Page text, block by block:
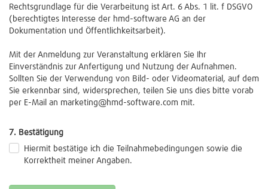
Rechtsgrundlage für die Verarbeitung ist Art. 6 Abs. 1 lit. f DSGVO
(berechtigtes Interesse der hmd-software AG an der
Dokumentation und Öffentlichkeitsarbeit).
Mit der Anmeldung zur Veranstaltung erklären Sie Ihr
Einverständnis zur Anfertigung und Nutzung der Aufnahmen.
Sollten Sie der Verwendung von Bild- oder Videomaterial, auf dem
Sie erkennbar sind, widersprechen, teilen Sie uns dies bitte vorab
per E-Mail an marketing@hmd-software.com mit.
7. Bestätigung
Hiermit bestätige ich die Teilnahmebedingungen sowie die
Korrektheit meiner Angaben.